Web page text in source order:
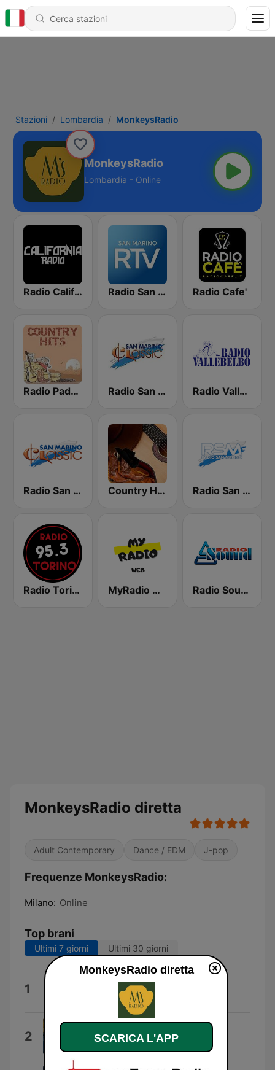
Stazioni Lombardia MonkeysRadio
MonkeysRadio
Lombardia - Online
Radio California Radio San Marino Radio Cafe'
Radio Padova Country Hits Radio San Marino Classic Radio Vallebelbo National Sanremo
Radio San Marino Classic Country Hits Radio Radio San Marino
Radio Torino MyRadio Web Radio Sound
MonkeysRadio diretta
Adult Contemporary Dance / EDM J-pop
Frequenze MonkeysRadio:
Milano: Online
Top brani
Ultimi 7 giorni Ultimi 30 giorni
1 Pinguini Tattici Nucleari
2 Gabry Ponte
MonkeysRadio diretta
SCARICA L'APP